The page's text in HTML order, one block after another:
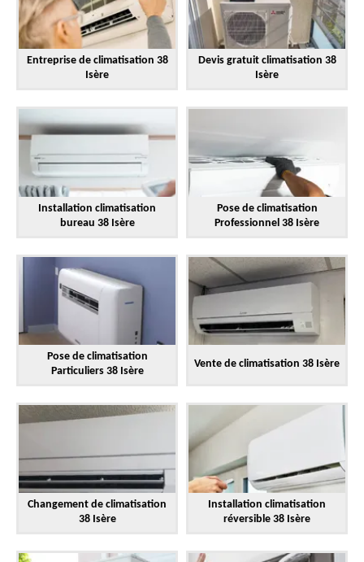
Entreprise de climatisation 38
Isère
Devis gratuit climatisation 38
Isère
Installation climatisation
bureau 38 Isère
Pose de climatisation
Professionnel 38 Isère
Pose de climatisation
Particuliers 38 Isère
Vente de climatisation 38 Isère
Changement de climatisation
38 Isère
Installation climatisation
réversible 38 Isère